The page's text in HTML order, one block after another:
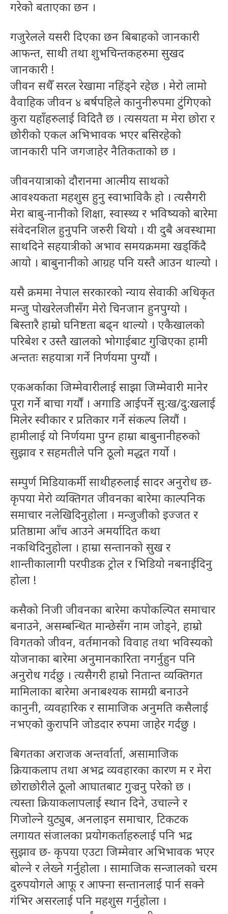
गरेको बताएका छन ।
गजुरेलले यसरी दिएका छन बिबाहको जानकारी
आफन्त, साथी तथा शुभचिन्तकहरुमा सुखद
जानकारी !
जीवन सधैँ सरल रेखामा नहिंड्ने रहेछ । मेरो लामो
वैवाहिक जीवन ४ बर्षपहिले कानुनीरुपमा टुंगिएको
कुरा यहाँहरुलाई विदितै छ । त्यसयता म मेरा छोरा र
छोरीको एकल अभिभावक भएर बसिरहेको
जानकारी पनि जगजाहेर नैतिकताको छ ।
जीवनयात्राको दौरानमा आत्मीय साथको
आवश्यकता महशुस हुनु स्वाभाविकै हो । त्यसैगरी
मेरा बाबु-नानीको शिक्षा, स्वास्थ्य र भविष्यको बारेमा
संवेदनशिल हुनुपनि जरुरी थियो । यी दुबै अवस्थामा
साथदिने सहयात्रीको अभाव समयक्रममा खड्किँदै
आयो । बाबुनानीको आग्रह पनि यस्तै आउन थाल्यो ।
यसै क्रममा नेपाल सरकारको न्याय सेवाकी अधिकृत
मन्जु पोखरेलजीसँग मेरो चिनजान हुनपुग्यो ।
बिस्तारै हाम्रो घनिष्टता बढ्न थाल्यो । एकैखालको
परिबेश र उस्तै खालको भोगाईबाट गुज्रिएका हामी
अन्ततः सहयात्रा गर्ने निर्णयमा पुग्यौं ।
एकअर्काका जिम्मेवारीलाई साझा जिम्मेवारी मानेर
पूरा गर्ने बाचा गर्याैं । अगाडि आईपर्ने सु:ख/दु:खलाई
मिलेर स्वीकार र प्रतिकार गर्ने संकल्प लियाैं ।
हामीलाई यो निर्णयमा पुग्न हाम्रा बाबुनानीहरुको
सुझाव र सहमतीले पनि ठूलो मद्धत गर्यो ।
सम्पुर्ण मिडियाकर्मी साथीहरुलाई सादर अनुरोध छ-
कृपया मेरो व्यक्तिगत जीवनका बारेमा काल्पनिक
समाचार नलेखिदिनुहोला । मन्जुजीको इज्जत र
प्रतिष्ठामा आँच आउने अमर्यादित कथा
नकथिदिनुहोला । हाम्रा सन्तानको सुख र
शान्तीकालागी परपीडक ट्रोल र भिडियो नबनाईदिनु
होला !
कसैको निजी जीवनका बारेमा कपोकल्पित समाचार
बनाउने, असम्बन्धित मान्छेसँग नाम जाेड्ने, हाम्रो
विगतको जीवन, वर्तमानको विवाह तथा भविस्यको
योजनाका बारेमा अनुमानकारिता नगर्नुहुन पनि
अनुरोध गर्दछु । त्यसैगरी हाम्रो नितान्त व्यक्तिगत
मामिलाका बारेमा अनाबश्यक सामग्री बनाउने
कानुनी, व्यवहारिक र सामाजिक अनुमति कसैलाई
नभएको कुरापनि जोडदार रुपमा जाहेर गर्दछु ।
बिगतका अराजक अन्तर्वार्ता, असामाजिक
क्रियाकलाप तथा अभद्र व्यवहारका कारण म र मेरा
छोराछोरीले ठूलो आघातबाट गुज्रनु परेको छ ।
त्यस्ता क्रियाकलापलाई स्थान दिने, उचाल्ने र
गिजोल्ने युट्युब, अनलाइन समाचार, टिकटक
लगायत संजालका प्रयोगकर्ताहरुलाई पनि भद्र
सुझाव छ- कृपया एउटा जिम्मेवार अभिभावक भएर
बोल्ने र लेख्ने गर्नुहोला । सामाजिक सन्जालको चरम
दुरुपयोगले आफू र आफ्ना सन्तानलाई पार्न सक्ने
गंभिर असरलाई पनि महशुस गर्नुहोला ।